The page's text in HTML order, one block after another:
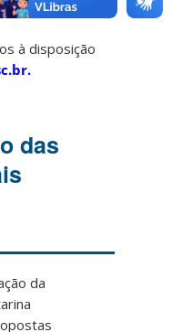
2024.
à disposição
das
da